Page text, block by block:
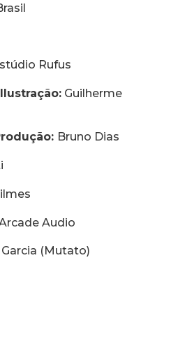
Rufus
Guilherme
Bruno Dias
Audio
(Mutato)